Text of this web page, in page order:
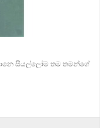
සියල්ලෝම තම තමන්ගේ